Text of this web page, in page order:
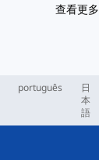
查看更多
português
日
本
語